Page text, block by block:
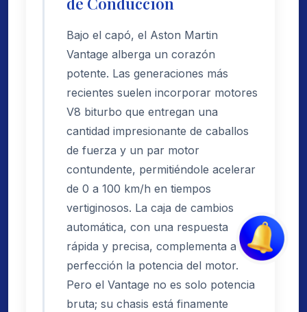
Bajo el capó, el Aston Martin
Vantage alberga un corazón
potente. Las generaciones más
recientes suelen incorporar motores
V8 biturbo que entregan una
cantidad impresionante de caballos
de fuerza y un par motor
contundente, permitiéndole acelerar
de 0 a 100 km/h en tiempos
vertiginosos. La caja de cambios
automática, con una respuesta
rápida y precisa, complementa a la
perfección la potencia del motor.
Pero el Vantage no es solo potencia
bruta; su chasis está finamente